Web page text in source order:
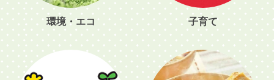
環境・エコ 子育て